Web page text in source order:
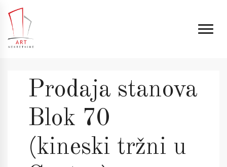
Prodaja stanova
Blok 70
(kineski tržni u